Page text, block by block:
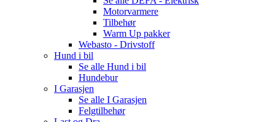
Motorvarmere
Tilbehør
Warm Up pakker
Webasto - Drivstoff
Hund i bil
Se alle Hund i bil
Hundebur
I Garasjen
Se alle I Garasjen
Felgtilbehør